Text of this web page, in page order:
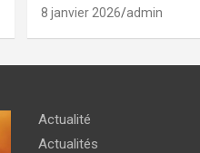
8 janvier 2026 admin
Actualité
Actualités